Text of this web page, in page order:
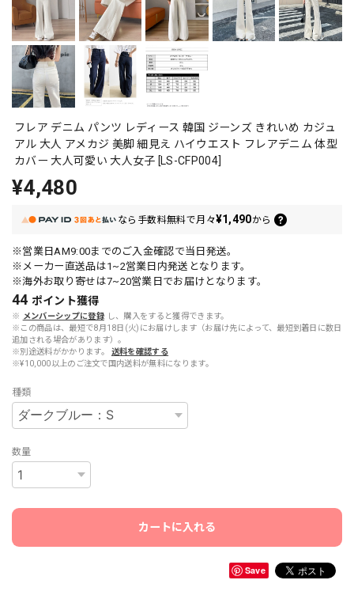
フレア デニム パンツ レディース 韓国 ジーンズ きれいめ カジュ
アル 大人 アメカジ 美脚 細見え ハイウエスト フレアデニム 体型
カバー 大人可愛い 大人女子 [LS-CFP004]
¥4,480
なら 手数料無料で月々¥1,490から
※営業日AM9:00までのご入金確認で当日発送。
※メーカー直送品は1~2営業日内発送となります。
※海外お取り寄せは7~20営業日でお届けとなります。
44 ポイント獲得
※ メンバーシップに登録 し、購入をすると獲得できます。
※この商品は、最短で8月18日(火)にお届けします（お届け先によって、最短到着日に数日
追加される場合があります）。
※別途送料がかかります。
送料を確認する
※¥10,000以上のご注文で国内送料が無料になります。
種類
数量
カートに入れる
Save